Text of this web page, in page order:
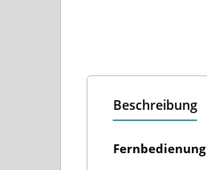
Beschreibung
Fernbedienung